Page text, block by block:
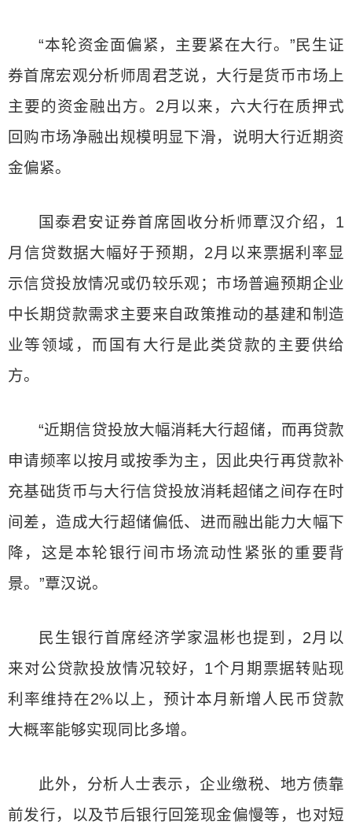
“本轮资金面偏紧，主要紧在大行。”民生证
券首席宏观分析师周君芝说，大行是货币市场上
主要的资金融出方。2月以来，六大行在质押式
回购市场净融出规模明显下滑，说明大行近期资
金偏紧。
国泰君安证券首席固收分析师覃汉介绍，1
月信贷数据大幅好于预期，2月以来票据利率显
示信贷投放情况或仍较乐观；市场普遍预期企业
中长期贷款需求主要来自政策推动的基建和制造
业等领域，而国有大行是此类贷款的主要供给
方。
“近期信贷投放大幅消耗大行超储，而再贷款
申请频率以按月或按季为主，因此央行再贷款补
充基础货币与大行信贷投放消耗超储之间存在时
间差，造成大行超储偏低、进而融出能力大幅下
降，这是本轮银行间市场流动性紧张的重要背
景。”覃汉说。
民生银行首席经济学家温彬也提到，2月以
来对公贷款投放情况较好，1个月期票据转贴现
利率维持在2%以上，预计本月新增人民币贷款
大概率能够实现同比多增。
此外，分析人士表示，企业缴税、地方债靠
前发行，以及节后银行回笼现金偏慢等，也对短